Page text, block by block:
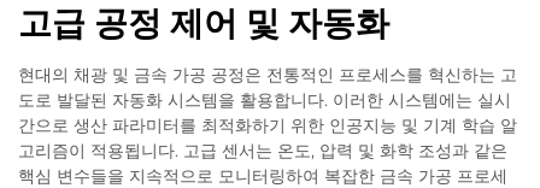
고급 공정 제어 및 자동화
현대의 채광 및 금속 가공 공정은 전통적인 프로세스를 혁신하는 고
도로 발달된 자동화 시스템을 활용합니다. 이러한 시스템에는 실시
간으로 생산 파라미터를 최적화하기 위한 인공지능 및 기계 학습 알
고리즘이 적용됩니다. 고급 센서는 온도, 압력 및 화학 조성과 같은
핵심 변수들을 지속적으로 모니터링하여 복잡한 금속 가공 프로세